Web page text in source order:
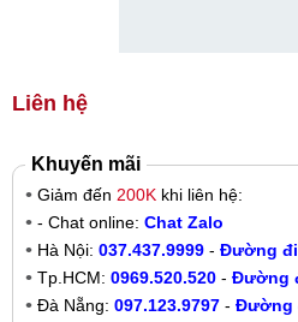
Liên hệ
Khuyến mãi
Giảm đến 200K khi liên hệ:
- Chat online: Chat Zalo
Hà Nội: 037.437.9999 - Đường đi
Tp.HCM: 0969.520.520 - Đường
Đà Nẵng: 097.123.9797 - Đường